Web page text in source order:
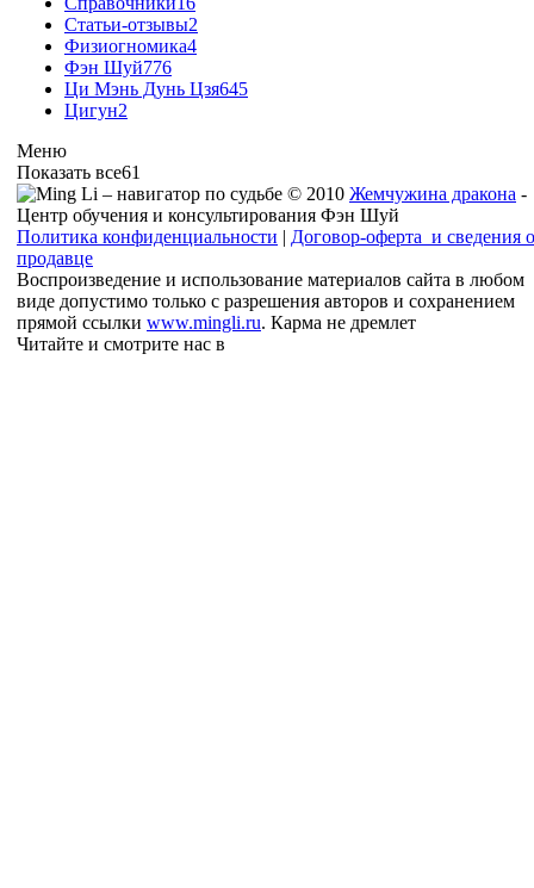
Статьи-отзывы2
Физиогномика4
Фэн Шуй776
Ци Мэнь Дунь Цзя645
Цигун2
Меню
Показать все61
© 2010 Жемчужина дракона -
Центр обучения и консультирования Фэн Шуй
Политика конфиденциальности | Договор-оферта и сведения о
продавце
Воспроизведение и использование материалов сайта в любом
виде допустимо только с разрешения авторов и сохранением
прямой ссылки www.mingli.ru. Карма не дремлет
Читайте и смотрите нас в